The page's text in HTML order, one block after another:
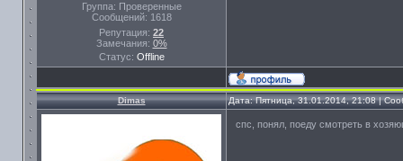
Группа: Проверенные
Сообщений: 1618
Репутация: 22
Замечания: 0%
Статус: Offline
Dimas Дата: Пятница, 31.01.2014, 21:08 |
спс, понял, поеду смотреть в